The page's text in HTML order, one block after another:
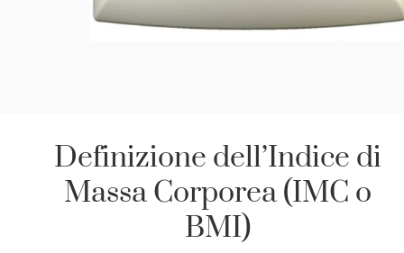
Definizione dell’Indice di
Massa Corporea (IMC o
BMI)